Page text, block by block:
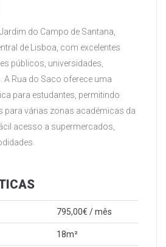
do Campo de Santana,
de Lisboa, com excelentes
públicos, universidades,
Rua do Saco oferece uma
para estudantes, permitindo
para várias zonas académicas da
acesso a supermercados,
795,00€ / mês
18m²